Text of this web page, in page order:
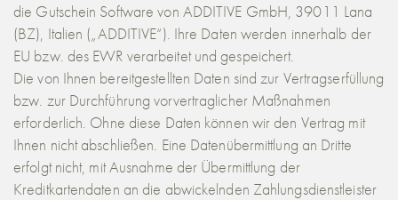
die Gutschein Software von ADDITIVE GmbH, 39011 Lana
(BZ), Italien („ADDITIVE“). Ihre Daten werden innerhalb der
EU bzw. des EWR verarbeitet und gespeichert.
Die von Ihnen bereitgestellten Daten sind zur Vertragserfüllung
bzw. zur Durchführung vorvertraglicher Maßnahmen
erforderlich. Ohne diese Daten können wir den Vertrag mit
Ihnen nicht abschließen. Eine Datenübermittlung an Dritte
erfolgt nicht, mit Ausnahme der Übermittlung der
Kreditkartendaten an die abwickelnden Zahlungsdienstleister